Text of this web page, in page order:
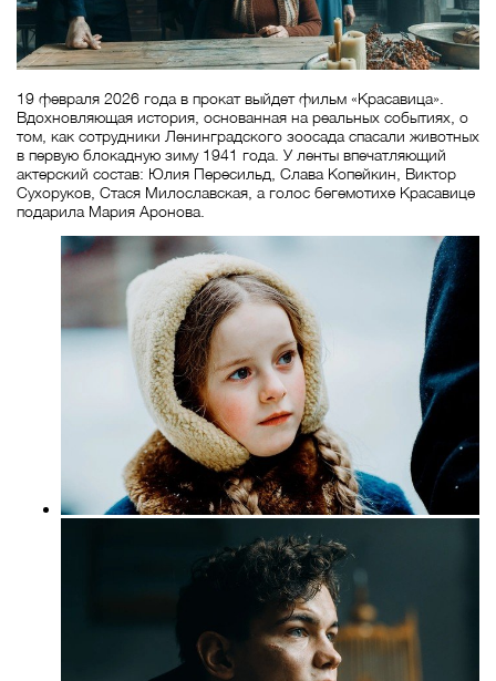
19 февраля 2026 года в прокат выйдет фильм «Красавица».
Вдохновляющая история, основанная на реальных событиях, о
том, как сотрудники Ленинградского зоосада спасали животных
в первую блокадную зиму 1941 года. У ленты впечатляющий
актерский состав: Юлия Пересильд, Слава Копейкин, Виктор
Сухоруков, Стася Милославская, а голос бегемотихе Красавице
подарила Мария Аронова.